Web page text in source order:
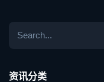
资讯分类